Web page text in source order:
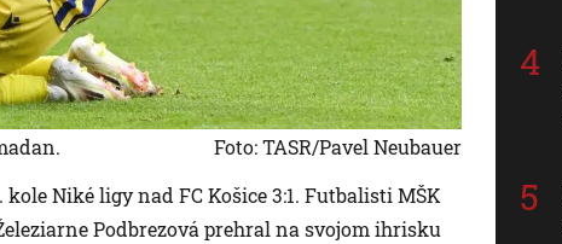
Foto: TASR/Pavel Neubauer
Niké ligy nad FC Košice 3:1. Futbalisti MŠK
Podbrezová prehral na svojom ihrisku